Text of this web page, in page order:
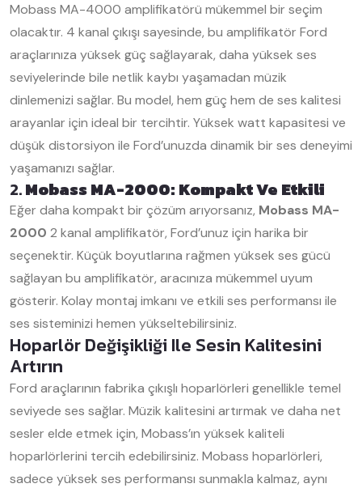
Mobass MA-4000 amplifikatörü mükemmel bir seçim
olacaktır. 4 kanal çıkışı sayesinde, bu amplifikatör Ford
araçlarınıza yüksek güç sağlayarak, daha yüksek ses
seviyelerinde bile netlik kaybı yaşamadan müzik
dinlemenizi sağlar. Bu model, hem güç hem de ses kalitesi
arayanlar için ideal bir tercihtir. Yüksek watt kapasitesi ve
düşük distorsiyon ile Ford’unuzda dinamik bir ses deneyimi
yaşamanızı sağlar.
2.Mobass MA-2000: Kompakt Ve Etkili
Eğer daha kompakt bir çözüm arıyorsanız, Mobass MA-
2000 2 kanal amplifikatör, Ford’unuz için harika bir
seçenektir. Küçük boyutlarına rağmen yüksek ses gücü
sağlayan bu amplifikatör, aracınıza mükemmel uyum
gösterir. Kolay montaj imkanı ve etkili ses performansı ile
ses sisteminizi hemen yükseltebilirsiniz.
Hoparlör Değişikliği Ile Sesin Kalitesini
Artırın
Ford araçlarının fabrika çıkışlı hoparlörleri genellikle temel
seviyede ses sağlar. Müzik kalitesini artırmak ve daha net
sesler elde etmek için, Mobass’ın yüksek kaliteli
hoparlörlerini tercih edebilirsiniz. Mobass hoparlörleri,
sadece yüksek ses performansı sunmakla kalmaz, aynı